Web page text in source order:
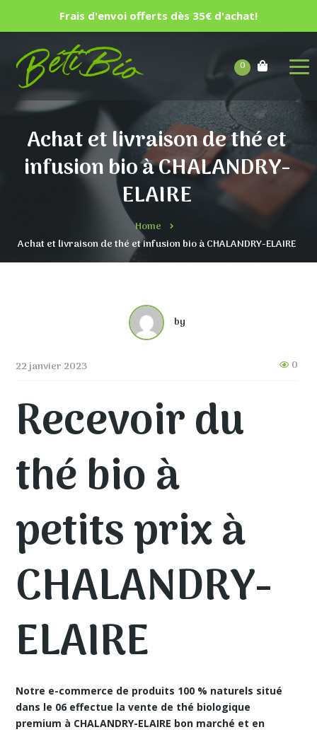
0
Achat et livraison de thé et
infusion bio à CHALANDRY-
ELAIRE
Home
Achat et livraison de thé et infusion bio à CHALANDRY-ELAIRE
by
22 janvier 2023 0
Recevoir du
thé bio à
petits prix à
CHALANDRY-
ELAIRE
Notre e-commerce de produits 100 % naturels situé
dans le 06 effectue la vente de thé biologique
premium à CHALANDRY-ELAIRE bon marché et en
Frais d'envoi offerts dès 35€ d'achat!